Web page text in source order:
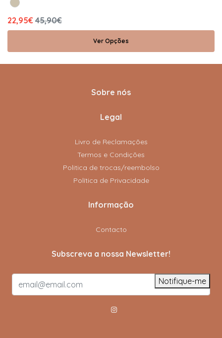
22,95€ 45,90€
Ver Opções
Sobre nós
Legal
Livro de Reclamações
Termos e Condições
Politica de trocas/reembolso
Política de Privacidade
Informação
Contacto
Subscreva a nossa Newsletter!
Notifique-me